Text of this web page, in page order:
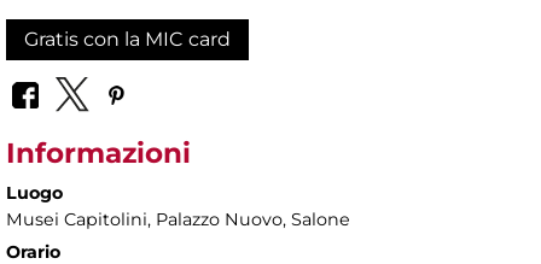
Gratis con la MIC card
Informazioni
Luogo
Musei Capitolini, Palazzo Nuovo, Salone
Orario